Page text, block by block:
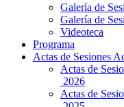
Galería de
Galería de
Videoteca
Programa
Actas de Sesiones
Actas de
2026
Actas de